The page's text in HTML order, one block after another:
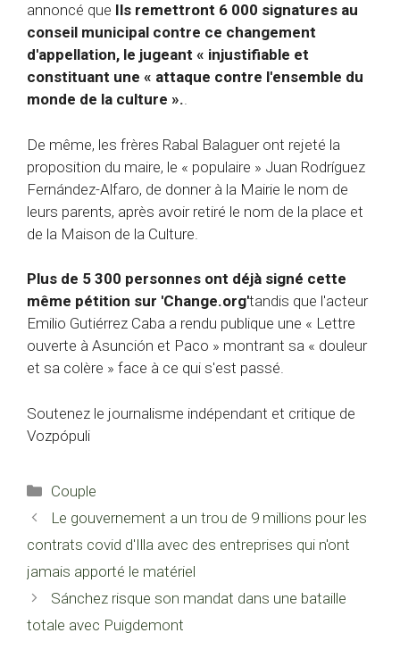
annoncé que Ils remettront 6 000 signatures au
conseil municipal contre ce changement
d'appellation, le jugeant « injustifiable et
constituant une « attaque contre l'ensemble du
monde de la culture »..
De même, les frères Rabal Balaguer ont rejeté la
proposition du maire, le « populaire » Juan Rodríguez
Fernández-Alfaro, de donner à la Mairie le nom de
leurs parents, après avoir retiré le nom de la place et
de la Maison de la Culture.
Plus de 5 300 personnes ont déjà signé cette
même pétition sur 'Change.org'tandis que l'acteur
Emilio Gutiérrez Caba a rendu publique une « Lettre
ouverte à Asunción et Paco » montrant sa « douleur
et sa colère » face à ce qui s'est passé.
Soutenez le journalisme indépendant et critique de
Vozpópuli
Catégories
Couple
Le gouvernement a un trou de 9 millions pour les
contrats covid d'Illa avec des entreprises qui n'ont
jamais apporté le matériel
Sánchez risque son mandat dans une bataille
totale avec Puigdemont